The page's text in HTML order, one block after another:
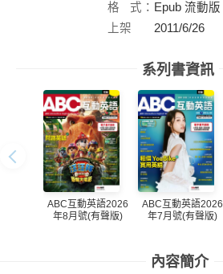
格
式： Epub 流動版
上架
2011/6/26
系列書資訊
ABC互動英語2026
年8月號(有聲版)
ABC互動英語2026
年7月號(有聲版)
內容簡介